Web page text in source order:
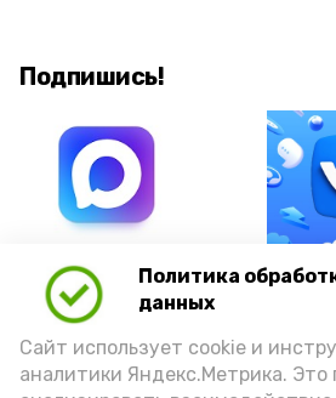
Политика
данных
Сайт использует cookie и
аналитики Яндекс.Метрика. Это
Подпишись!
А24 в MAX А24 в